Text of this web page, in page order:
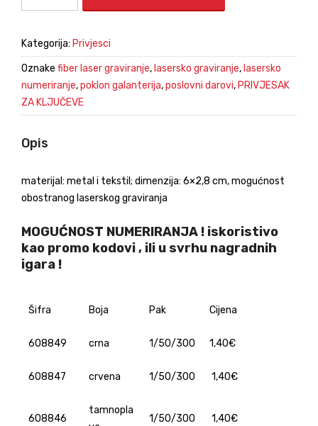
Kategorija: Privjesci
Oznake fiber laser graviranje, lasersko graviranje, lasersko
numeriranje,poklon galanterija,poslovni darovi, PRIVJESAK
ZA KLJUČEVE
Opis
materijal: metal i tekstil; dimenzija: 6×2,8 cm, mogućnost
obostranog laserskog graviranja
MOGUĆNOST NUMERIRANJA ! iskoristivo
kao promo kodovi , ili u svrhu nagradnih
igara !
Šifra Boja Pak Cijena
608849 crna 1/50/300 1,40€
608847 crvena 1/50/300 1,40€
608846
tamnopla
1/50/300 1,40€